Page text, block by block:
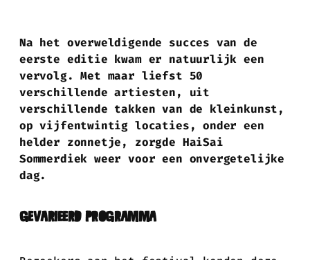
Na het overweldigende succes van de
eerste editie kwam er natuurlijk een
vervolg. Met maar liefst 50
verschillende artiesten, uit
verschillende takken van de kleinkunst,
op vijfentwintig locaties, onder een
helder zonnetje, zorgde HaiSai
Sommerdiek weer voor een onvergetelijke
dag.
GEVARIEERD PROGRAMMA